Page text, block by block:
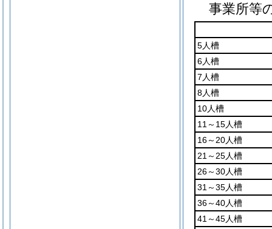
事業所等
5人槽
6人槽
7人槽
8人槽
10人槽
11～15人槽
16～20人槽
21～25人槽
26～30人槽
31～35人槽
36～40人槽
41～45人槽